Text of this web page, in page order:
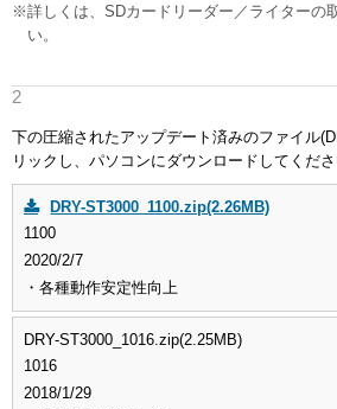
※詳しくは、SDカードリーダー／ライターの
い。
下の圧縮されたアップデート済みのファイル
リックし、パソコンにダウンロードしてくださ
DRY-ST3000_1100.zip(2.26MB)
1100
2020/2/7
・各種動作安定性向上
DRY-ST3000_1016.zip(2.25MB)
1016
2018/1/29